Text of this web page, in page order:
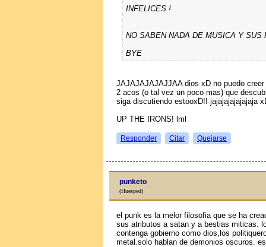
INFELICES !
NO SABEN NADA DE MUSICA Y SUS
BYE
JAJAJAJAJAJJAA dios xD no puedo
2 aсos (o tal vez un poco mas) que
siga discutiendo estooxD!! jajajajajajajaja
UP THE IRONS! lml
Responder Citar Quejarse
punketo
(Huesped)
el punk es la melor filosofia que se ha
sus atributos a satan y a bestias miticas.
contenga gobierno como dios,los
metal.solo hablan de demonios oscuros.